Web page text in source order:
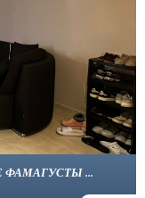
ФАМАГУСТЫ ...